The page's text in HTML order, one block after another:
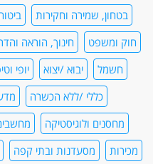
בטחון, שמירה וחקירות
חוק ומשפט
חינוך, הוראה
חשמל
יבוא /יצוא יופי
כללי /ללא הכשרה
מחסנים ולוגיסטיקה
מכירות
מסעדנות ובתי קפה